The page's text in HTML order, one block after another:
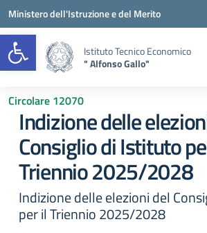
Open toolbar
Vai ai contenuti
Vai al menu di navigazione
Vai al footer
Ministero dell'Istruzione e del Merito
Istituto Tecnico Economico
" Alfonso Gallo"
Circolare 12070
Indizione delle
Consiglio di Istituto
Triennio 2025/2028
Indizione delle elezioni del
per il Triennio 2025/2028